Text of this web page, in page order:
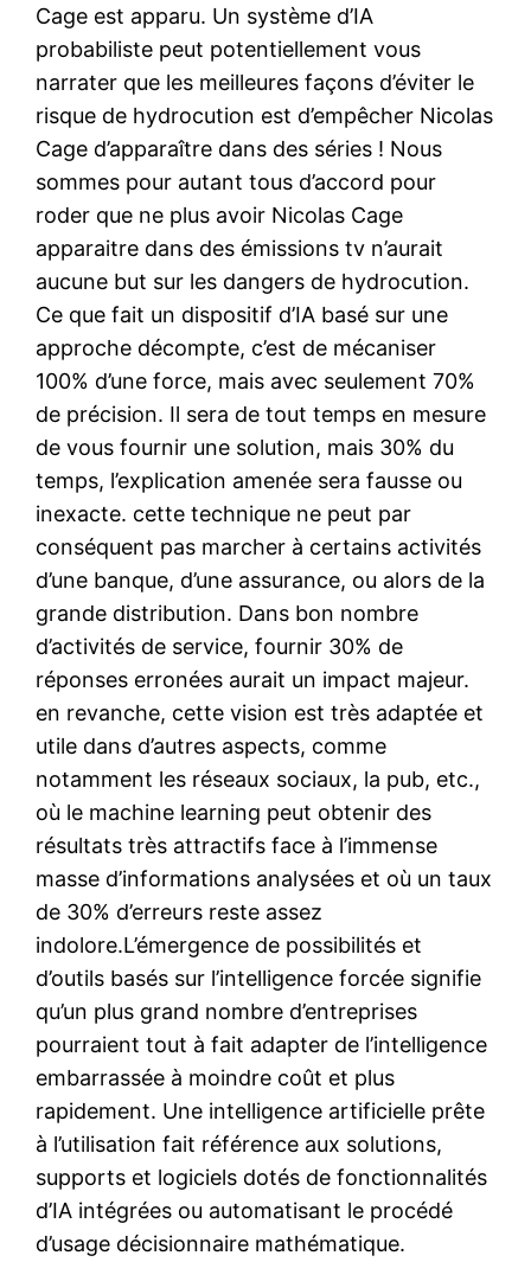
Cage est apparu. Un système d’IA
probabiliste peut potentiellement vous
narrater que les meilleures façons d’éviter le
risque de hydrocution est d’empêcher Nicolas
Cage d’apparaître dans des séries ! Nous
sommes pour autant tous d’accord pour
roder que ne plus avoir Nicolas Cage
apparaitre dans des émissions tv n’aurait
aucune but sur les dangers de hydrocution.
Ce que fait un dispositif d’IA basé sur une
approche décompte, c’est de mécaniser
100% d’une force, mais avec seulement 70%
de précision. Il sera de tout temps en mesure
de vous fournir une solution, mais 30% du
temps, l’explication amenée sera fausse ou
inexacte. cette technique ne peut par
conséquent pas marcher à certains activités
d’une banque, d’une assurance, ou alors de la
grande distribution. Dans bon nombre
d’activités de service, fournir 30% de
réponses erronées aurait un impact majeur.
en revanche, cette vision est très adaptée et
utile dans d’autres aspects, comme
notamment les réseaux sociaux, la pub, etc.,
où le machine learning peut obtenir des
résultats très attractifs face à l’immense
masse d’informations analysées et où un taux
de 30% d’erreurs reste assez
indolore.L’émergence de possibilités et
d’outils basés sur l’intelligence forcée signifie
qu’un plus grand nombre d’entreprises
pourraient tout à fait adapter de l’intelligence
embarrassée à moindre coût et plus
rapidement. Une intelligence artificielle prête
à l’utilisation fait référence aux solutions,
supports et logiciels dotés de fonctionnalités
d’IA intégrées ou automatisant le procédé
d’usage décisionnaire mathématique.